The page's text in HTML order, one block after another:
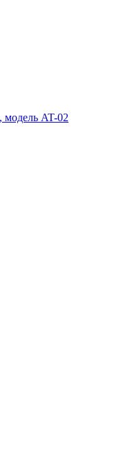
AT-02